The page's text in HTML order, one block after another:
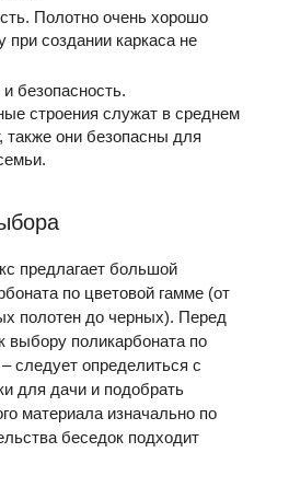
Полотно очень хорошо
при создании каркаса не
безопасность.
строения служат в среднем
также они безопасны для
предлагает большой
по цветовой гамме (от
полотен до черных). Перед
выбору поликарбоната по
следует определиться с
для дачи и подобрать
материала изначально по
беседок подходит